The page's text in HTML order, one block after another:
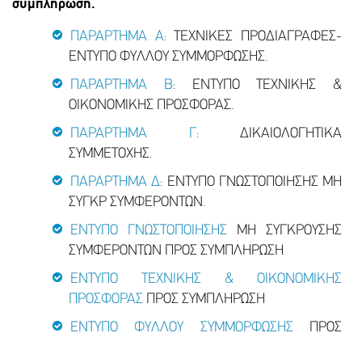
συμπλήρωση.
ΠΑΡΑΡΤΗΜΑ Α: ΤΕΧΝΙΚΕΣ ΠΡΟΔΙΑΓΡΑΦΕΣ-
ΕΝΤΥΠΟ ΦΥΛΛΟΥ ΣΥΜΜΟΡΦΩΣΗΣ.
ΠΑΡΑΡΤΗΜΑ Β: ΕΝΤΥΠΟ ΤΕΧΝΙΚΗΣ &
ΟΙΚΟΝΟΜΙΚΗΣ ΠΡΟΣΦΟΡΑΣ.
ΠΑΡΑΡΤΗΜΑ Γ: ΔΙΚΑΙΟΛΟΓΗΤΙΚΑ
ΣΥΜΜΕΤΟΧΗΣ.
ΠΑΡΑΡΤΗΜΑ Δ: ΕΝΤΥΠΟ ΓΝΩΣΤΟΠΟΙΗΣΗΣ ΜΗ
ΣΥΓΚΡ ΣΥΜΦΕΡΟΝΤΩΝ.
ΕΝΤΥΠΟ ΓΝΩΣΤΟΠΟΙΗΣΗΣ ΜΗ ΣΥΓΚΡΟΥΣΗΣ
ΣΥΜΦΕΡΟΝΤΩΝ ΠΡΟΣ ΣΥΜΠΛΗΡΩΣΗ
ΕΝΤΥΠΟ ΤΕΧΝΙΚΗΣ & ΟΙΚΟΝΟΜΙΚΗΣ
ΠΡΟΣΦΟΡΑΣ ΠΡΟΣ ΣΥΜΠΛΗΡΩΣΗ
ΕΝΤΥΠΟ ΦΥΛΛΟΥ ΣΥΜΜΟΡΦΩΣΗΣΠΡΟΣ